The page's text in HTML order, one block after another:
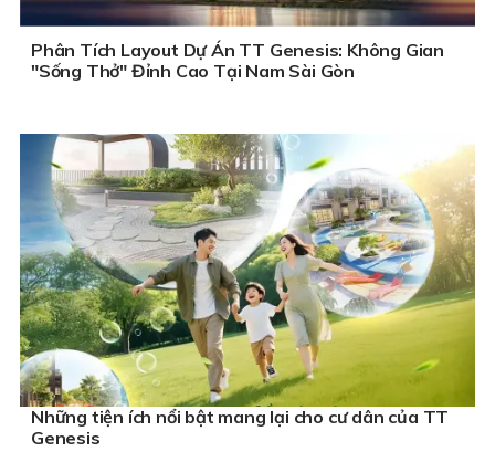
Phân Tích Layout Dự Án TT Genesis: Không Gian
"Sống Thở" Đỉnh Cao Tại Nam Sài Gòn
Những tiện ích nổi bật mang lại cho cư dân của TT
Genesis